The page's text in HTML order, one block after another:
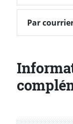
Par